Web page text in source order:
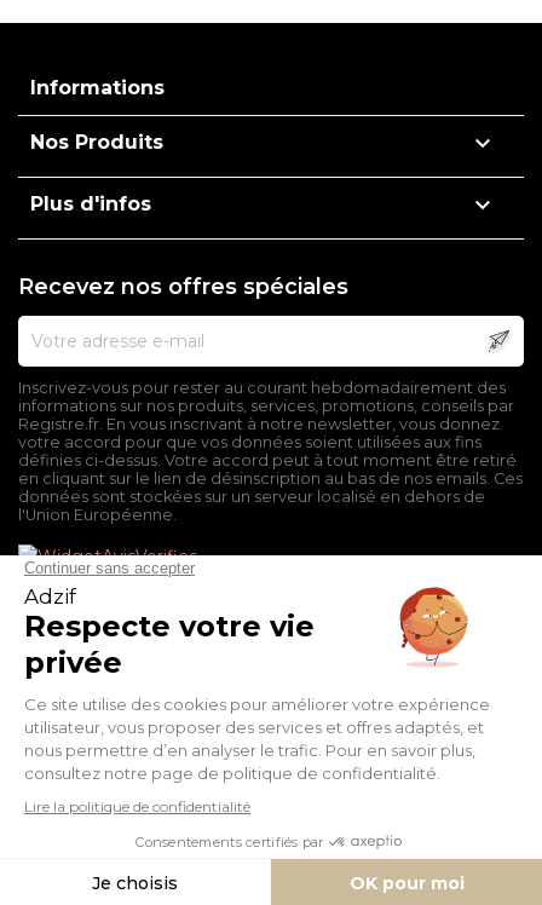
Informations
Nos Produits 
Plus d'infos 
Recevez nos offres spéciales
Inscrivez-vous pour rester au courant hebdomadairement des
informations sur nos produits, services, promotions, conseils par
Registre.fr. En vous inscrivant à notre newsletter, vous donnez
votre accord pour que vos données soient utilisées aux fins
définies ci-dessus. Votre accord peut à tout moment être retiré
en cliquant sur le lien de désinscription au bas de nos emails. Ces
données sont stockées sur un serveur localisé en dehors de
l'Union Européenne.
Conditions générales de vente
Politique de confidentialité
FacebookTwitter